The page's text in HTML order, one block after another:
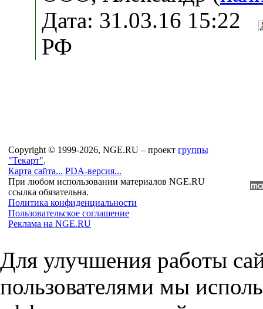
Дата: 31.03.16 15:22
РФ
Copyright © 1999-2026, NGE.RU – проект группы
"Текарт".
Карта сайта... PDA-версия...
При любом использовании материалов NGE.RU
ссылка обязательна.
Политика конфиденциальности
Пользовательское соглашение
Реклама на NGE.RU
Для улучшения работы
пользователями мы